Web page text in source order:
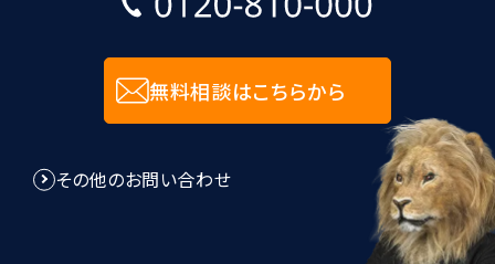
無料相談はこちらから
その他のお問い合わせ